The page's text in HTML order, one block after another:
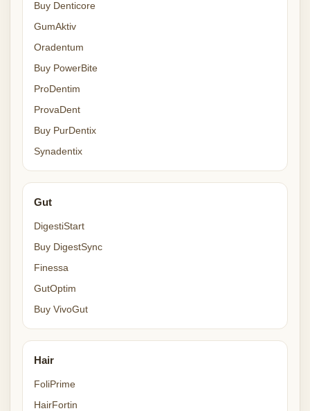
Buy Denticore
GumAktiv
Oradentum
Buy PowerBite
ProDentim
ProvaDent
Buy PurDentix
Synadentix
Gut
DigestiStart
Buy DigestSync
Finessa
GutOptim
Buy VivoGut
Hair
FoliPrime
HairFortin